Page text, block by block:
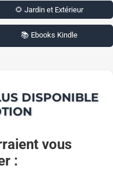
🌻 Jardin et Extérieur
📚 Ebooks Kindle
DISPONIBLE
vous
: